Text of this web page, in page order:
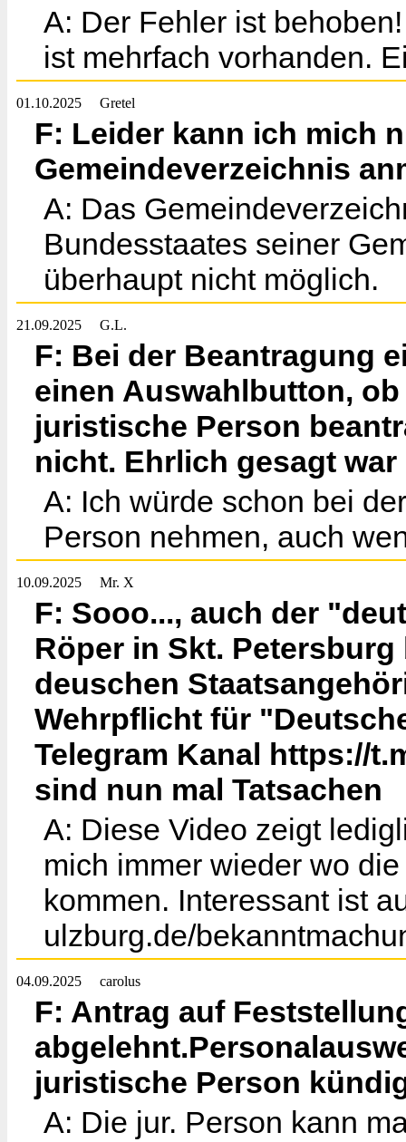
A: Der Fehler ist
ist mehrfach vorhanden.
01.10.2025 Gretel
F: Leider kann ich mich
Gemeindeverzeichnis
A: Das
Bundesstaates seiner
überhaupt nicht möglich.
21.09.2025 G.L.
F: Bei der Beantragung
einen Auswahlbutton,
juristische Person
nicht. Ehrlich gesagt
A: Ich würde schon bei
Person nehmen, auch
10.09.2025 Mr. X
F: Sooo..., auch der
Röper in Skt.
deuschen
Wehrpflicht für
Telegram Kanal https://
sind nun mal Tatsachen
A: Diese Video zeigt
mich immer wieder wo
kommen. Interessant ist
ulzburg.de/
04.09.2025 carolus
F: Antrag auf
juristische Person
A: Die jur. Person kann